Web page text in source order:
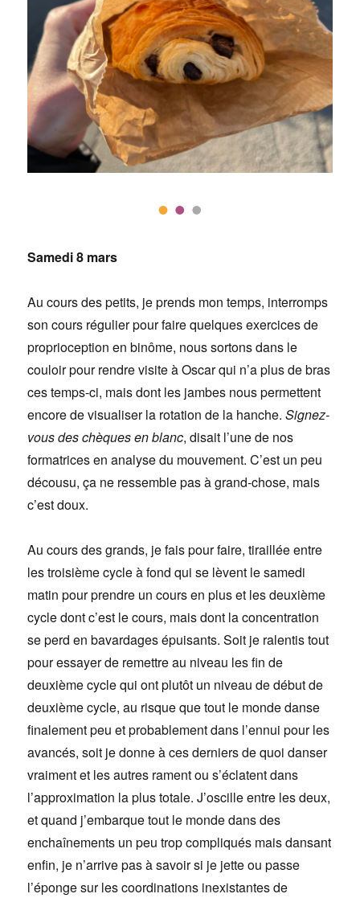
Samedi 8 mars
Au cours des petits, je prends mon temps, interromps
son cours régulier pour faire quelques exercices de
proprioception en binôme, nous sortons dans le
couloir pour rendre visite à Oscar qui n’a plus de bras
ces temps-ci, mais dont les jambes nous permettent
encore de visualiser la rotation de la hanche.Signez-
vous des chèques en blanc, disait l’une de nos
formatrices en analyse du mouvement. C’est un peu
décousu, ça ne ressemble pas à grand-chose, mais
c’est doux.
Au cours des grands, je fais pour faire, tiraillée entre
les troisième cycle à fond qui se lèvent le samedi
matin pour prendre un cours en plus et les deuxième
cycle dont c’est le cours, mais dont la concentration
se perd en bavardages épuisants. Soit je ralentis tout
pour essayer de remettre au niveau les fin de
deuxième cycle qui ont plutôt un niveau de début de
deuxième cycle, au risque que tout le monde danse
finalement peu et probablement dans l’ennui pour les
avancés, soit je donne à ces derniers de quoi danser
vraiment et les autres rament ou s’éclatent dans
l’approximation la plus totale. J’oscille entre les deux,
et quand j’embarque tout le monde dans des
enchaînements un peu trop compliqués mais dansant
enfin, je n’arrive pas à savoir si je jette ou passe
l’éponge sur les coordinations inexistantes de